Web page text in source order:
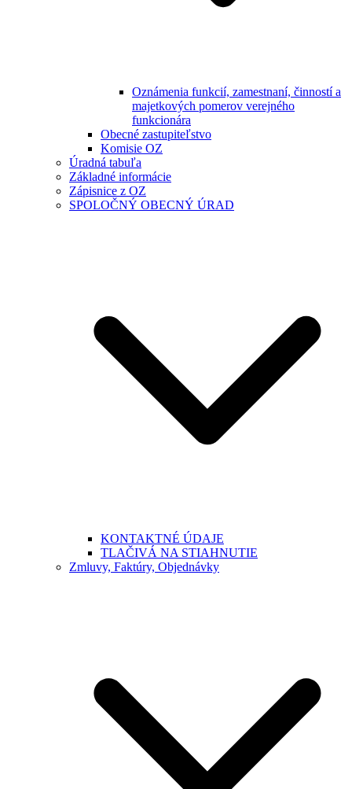
Oznámenia funkcií, zamestnaní, činností a
majetkových pomerov verejného
funkcionára
Obecné zastupiteľstvo
Komisie OZ
Úradná tabuľa
Základné informácie
Zápisnice z OZ
SPOLOČNÝ OBECNÝ ÚRAD
KONTAKTNÉ ÚDAJE
TLAČIVÁ NA STIAHNUTIE
Zmluvy, Faktúry, Objednávky